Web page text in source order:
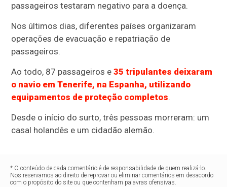
passageiros testaram negativo para a doença.
Nos últimos dias, diferentes países organizaram
operações de evacuação e repatriação de
passageiros.
Ao todo, 87 passageiros e35 tripulantes deixaram
o navio em Tenerife, na Espanha, utilizando
equipamentos de proteção completos.
Desde o início do surto, três pessoas morreram: um
casal holandês e um cidadão alemão.
* O conteúdo de cada comentário é de responsabilidade de quem realizá-lo.
Nos reservamos ao direito de reprovar ou eliminar comentários em desacordo
com o propósito do site ou que contenham palavras ofensivas.